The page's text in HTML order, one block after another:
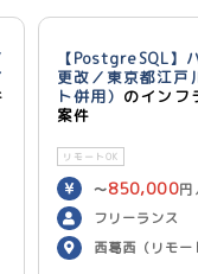
【PostgreSQL】
更改／東京都江戸
ト併用） のインフ
案件
リモートOK
〜850,000円
フリーランス
西葛西（リモー